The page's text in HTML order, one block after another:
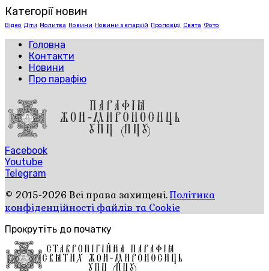
Категорії новин
Відео Діти Молитва Новини Новини з єпархій Проповіді Свята Фото
Головна
Контакти
Новини
Про парафію
Facebook
Youtube
Telegram
© 2015-2026 Всі права захищені.Політика
конфіденційності файлів та Cookie
Прокрутіть до початку